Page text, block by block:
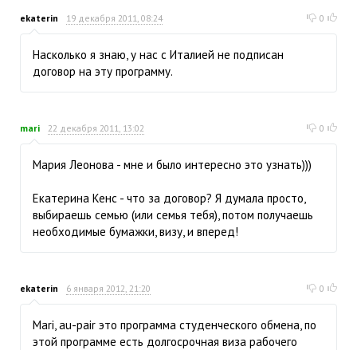
ekaterin 19 декабря 2011, 08:24 0
Насколько я знаю, у нас с Италией не подписан
договор на эту программу.
mari 22 декабря 2011, 13:02 0
Мария Леонова - мне и было интересно это узнать)))
Екатерина Кенс - что за договор? Я думала просто,
выбираешь семью (или семья тебя), потом получаешь
необходимые бумажки, визу, и вперед!
ekaterin 6 января 2012, 21:20 0
Mari, au-pair это программа студенческого обмена, по
этой программе есть долгосрочная виза рабочего